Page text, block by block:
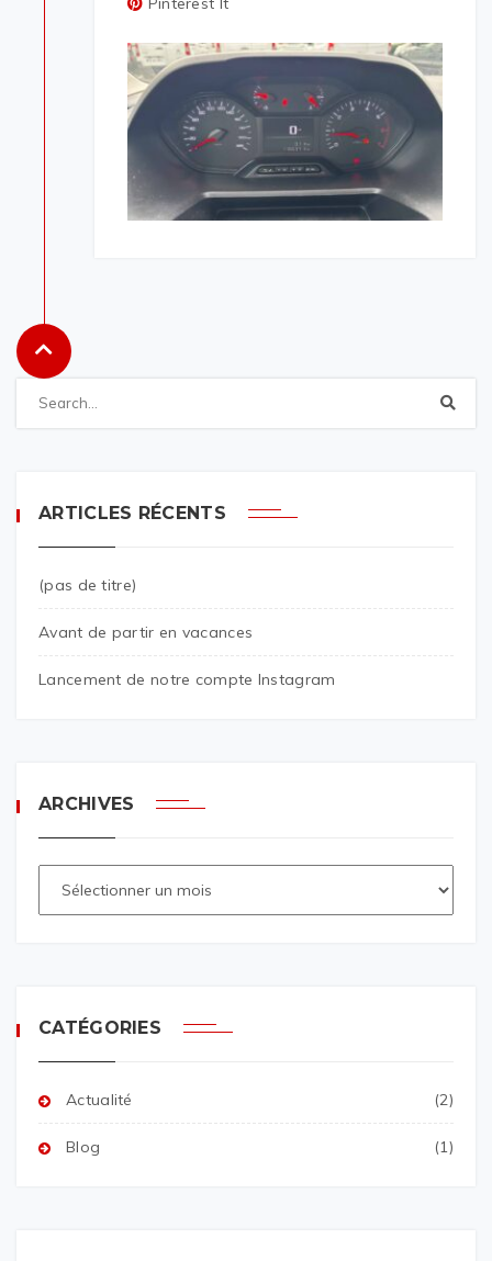
ARTICLES RÉCENTS
(pas de titre)
Avant de partir en vacances
Lancement de notre compte Instagram
ARCHIVES
CATÉGORIES
Actualité (2)
Blog (1)